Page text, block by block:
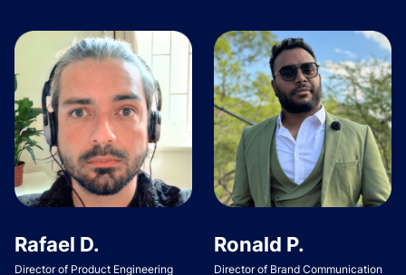
Rafael D.
Director of Product Engineering
Ronald P.
Director of Brand Communication